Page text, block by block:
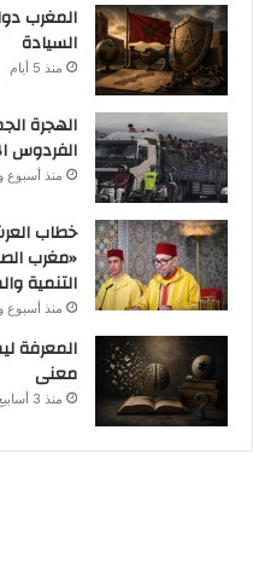
المغرب
السيادة
منذ 5 أيام
الهجرة
الفردوس
منذ أسبوع
«مغرب
التنمية
منذ أسبوع
المعرفة
معنى
منذ 3 أسابيع